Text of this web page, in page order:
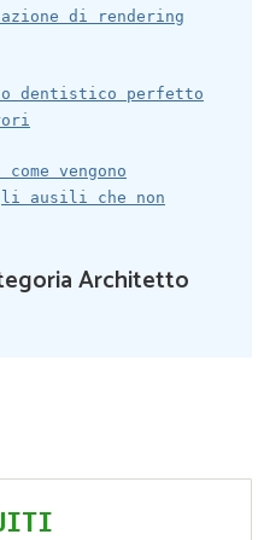
di rendering
dentistico perfetto
vengono
ausili che non
Architetto